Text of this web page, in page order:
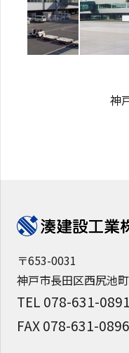
神
〒653-0031
神戸市長田区西尻池
TEL 078-631-0891
FAX 078-631-0896